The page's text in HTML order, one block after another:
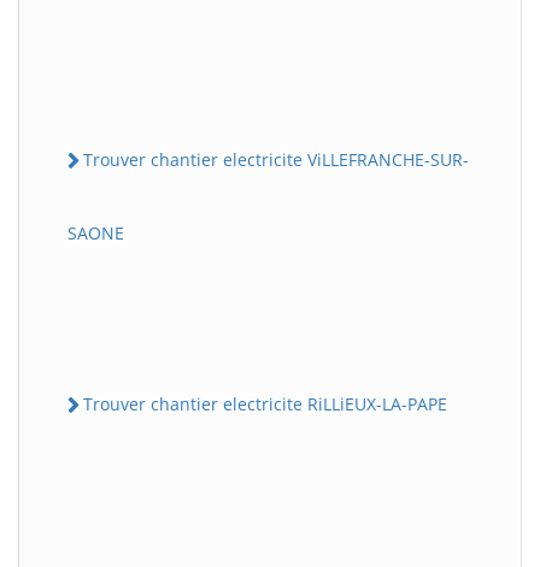
Trouver chantier electricite ViLLEFRANCHE-SUR-
SAONE
Trouver chantier electricite RiLLiEUX-LA-PAPE